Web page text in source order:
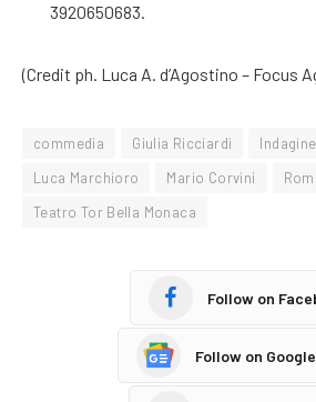
3920650683.
(Credit ph. Luca A. d’Agostino – Focus
commedia Giulia Ricciardi
Luca Marchioro
Mario Corvini
Teatro Tor Bella Monaca
Follow on
Follow on